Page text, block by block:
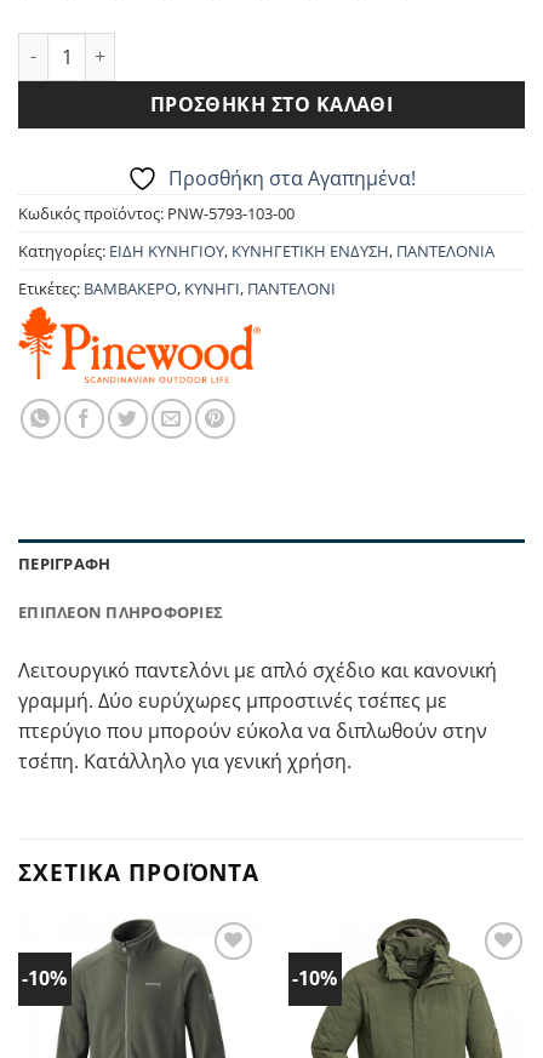
ΠΑΝΤΕΛΟΝΙ PINEWOOD BRODERICK 5793 ποσότητα
ΠΡΟΣΘΉΚΗ ΣΤΟ ΚΑΛΆΘΙ
Προσθήκη στα Αγαπημένα!
Κωδικός προϊόντος: PNW-5793-103-00
Κατηγορίες: ΕΙΔΗ ΚΥΝΗΓΙΟΥ, ΚΥΝΗΓΕΤΙΚΗ ΕΝΔΥΣΗ, ΠΑΝΤΕΛΟΝΙΑ
Ετικέτες: ΒΑΜΒΑΚΕΡΟ, ΚΥΝΗΓΙ, ΠΑΝΤΕΛΟΝΙ
ΠΕΡΙΓΡΑΦΉ
ΕΠΙΠΛΈΟΝ ΠΛΗΡΟΦΟΡΊΕΣ
Λειτουργικό παντελόνι με απλό σχέδιο και κανονική
γραμμή. Δύο ευρύχωρες μπροστινές τσέπες με
πτερύγιο που μπορούν εύκολα να διπλωθούν στην
τσέπη. Κατάλληλο για γενική χρήση.
ΣΧΕΤΙΚΆ ΠΡΟΪΌΝΤΑ
-10%
Προσθήκη
στα
Αγαπημένα!
-10%
Προσθήκη
στα
Αγαπημένα!